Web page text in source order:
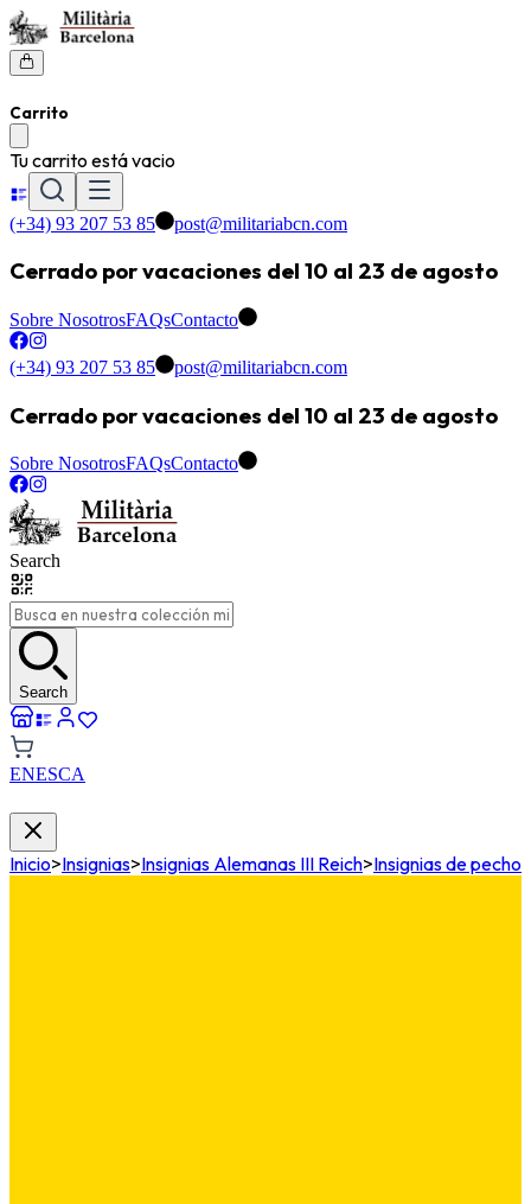
Carrito
Tu carrito está vacio
(+34) 93 207 53 85 post@militariabcn.com
Cerrado por vacaciones del 10 al 23 de agosto
Sobre NosotrosFAQsContacto
(+34) 93 207 53 85 post@militariabcn.com
Cerrado por vacaciones del 10 al 23 de agosto
Sobre NosotrosFAQsContacto
Search
Search
ENESCA
Inicio>Insignias>Insignias Alemanas III Reich>Insignias de pecho